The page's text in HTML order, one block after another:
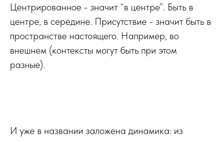
Центрированное - значит “в центре”. Быть в
центре, в середине. Присутствие - значит быть в
пространстве настоящего. Например, во
внешнем (контексты могут быть при этом
разные).
И уже в названии заложена динамика: из